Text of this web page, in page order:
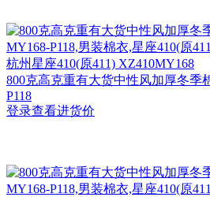
杭州星座410(原411) XZ410MY168
800克高克重有大货中性风加厚冬季
P118
登录查看进货价